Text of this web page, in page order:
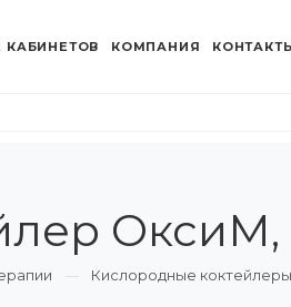
КОМПАНИЯ
ОксиМ,
Кислородные коктейлеры